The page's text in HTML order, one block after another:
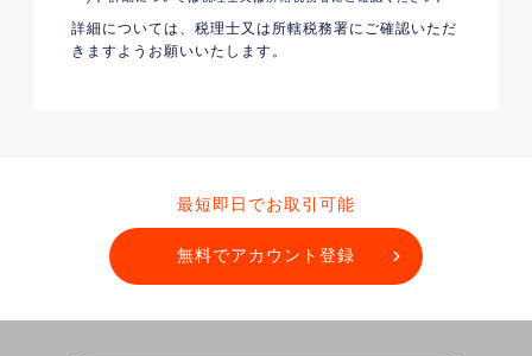
詳細については、税理士又は所轄税務署にご確認いただ
きますようお願いいたします。
最短即日でお取引可能
無料でアカウント登録